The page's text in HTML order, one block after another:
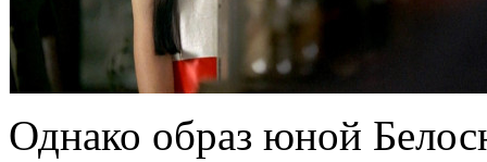
Однако образ юной